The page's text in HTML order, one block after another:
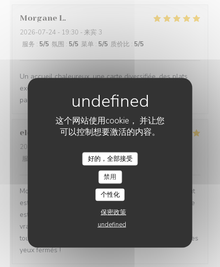
这个网站使用cookie， 并让您
可以控制想要激活的内容。
好的，全部接受
禁用
个性化
保密政策
undefined
Morgane L
2026-07-24 - 19:30 - 来宾 3
服务 : 5/5 氛围 : 5/5 菜单 : 5/5 质价比 : 5/5
Un accueil chaleureux, une carte diversifiée, des plats
excellents, nous recommandons ce lieu qui ravie les
papilles
elodie
2026-07-24
服务
菜单:5 /5 质价比:
Mon restaurant préféré! De l’accueil jusqu’aux plats, tout
est toujours parfait. Le service est irréprochable, l’équipe
est accueillante et professionnelle, et le parking est un
vrai plus. Merci de nous offrir une telle qualité, c’est
toujours un plaisir de venir chez vous. Je recommande les
yeux fermés !
RESTAURANT LE BEC FIN